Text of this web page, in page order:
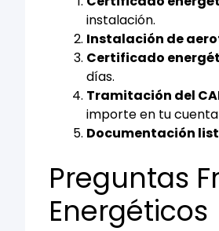
instalación.
Instalación de
Certificado
días.
Tramitación del
importe en tu
Documentación
Preguntas
Energéticos